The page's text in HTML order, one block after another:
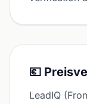
💶
LeadIQ